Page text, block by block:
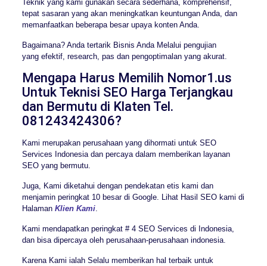
Teknik yang kami gunakan secara sederhana, komprehensif,
tepat sasaran yang akan meningkatkan keuntungan Anda, dan
memanfaatkan beberapa besar upaya konten Anda.
Bagaimana? Anda tertarik Bisnis Anda Melalui pengujian
yang efektif, research, pas dan pengoptimalan yang akurat.
Mengapa Harus Memilih Nomor1.us
Untuk Teknisi SEO Harga Terjangkau
dan Bermutu di Klaten Tel.
081243424306?
Kami merupakan perusahaan yang dihormati untuk SEO
Services Indonesia dan percaya dalam memberikan layanan
SEO yang bermutu.
Juga, Kami diketahui dengan pendekatan etis kami dan
menjamin peringkat 10 besar di Google. Lihat Hasil SEO kami di
Halaman Klien Kami.
Kami mendapatkan peringkat # 4 SEO Services di Indonesia,
dan bisa dipercaya oleh perusahaan-perusahaan indonesia.
Karena Kami ialah Selalu memberikan hal terbaik untuk